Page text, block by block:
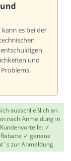
es bei der
und
ausschließlich an
nach Anmeldung in
✓
✓ genaue
zur Anmeldung